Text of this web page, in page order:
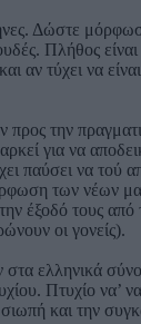
Δώστε
Πλήθος
τύχει να
την
για να
παύσει να τού
των νέων μας,
έξοδό τους
οι γονείς).
ελληνικά
Πτυχίο να’ ναι
και την